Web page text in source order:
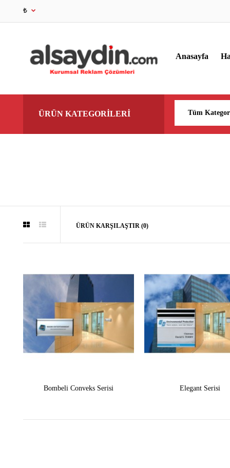
₺
Anasayfa
ÜRÜN KATEGORİLERİ
ÜRÜN KARŞILAŞTIR (0)
Bombeli Conveks Serisi Elegant Serisi